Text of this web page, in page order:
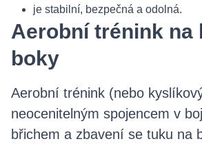
je stabilní, bezpečná a odolná.
Aerobní trénink na
boky
Aerobní trénink (nebo
neocenitelným spojencem v
břichem a zbavení se tuku na